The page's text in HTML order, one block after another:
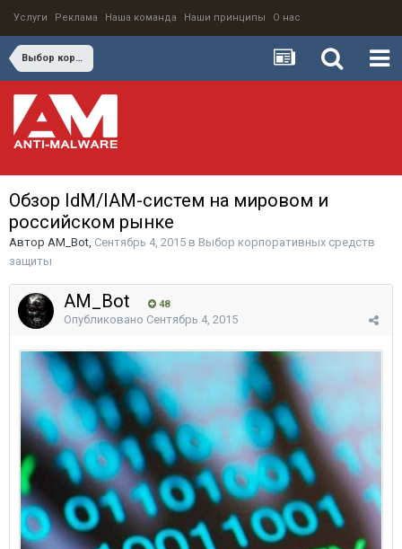
Услуги Реклама Наша команда Наши принципы О нас
Выбор корпоративных средств защиты
Обзор IdM/IAM-систем на мировом и
российском рынке
Автор AM_Bot, Сентябрь 4, 2015 в Выбор корпоративных средств
защиты
AM_Bot 48
Опубликовано Сентябрь 4, 2015